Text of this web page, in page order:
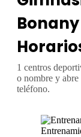
1 centros
o nombre y
teléfono.